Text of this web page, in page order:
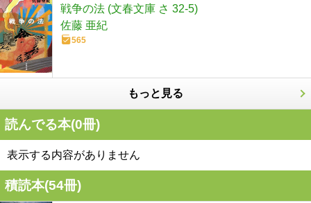
戦争の法 (文春文庫 さ 32-5)
佐藤 亜紀
565
もっと見る
読んでる本(0冊)
表示する内容がありません
積読本(54冊)